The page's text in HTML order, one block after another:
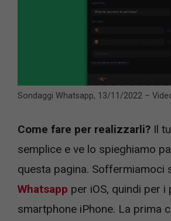
Sondaggi Whatsapp, 13/11/2022 –
Come fare per realizzarli? Il
semplice e ve lo spieghiamo
questa pagina. Soffermiamoci
Whatsapp per iOS, quindi per
smartphone iPhone. La prima